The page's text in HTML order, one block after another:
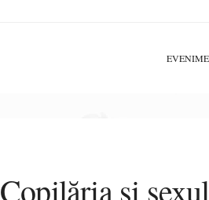
Copilăria și